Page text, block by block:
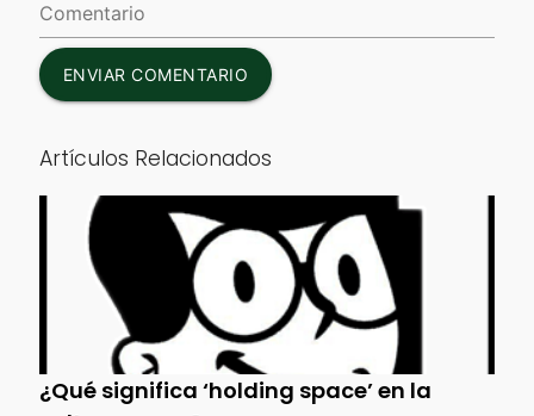
ENVIAR COMENTARIO
Artículos Relacionados
¿Qué significa ‘holding space’ en la